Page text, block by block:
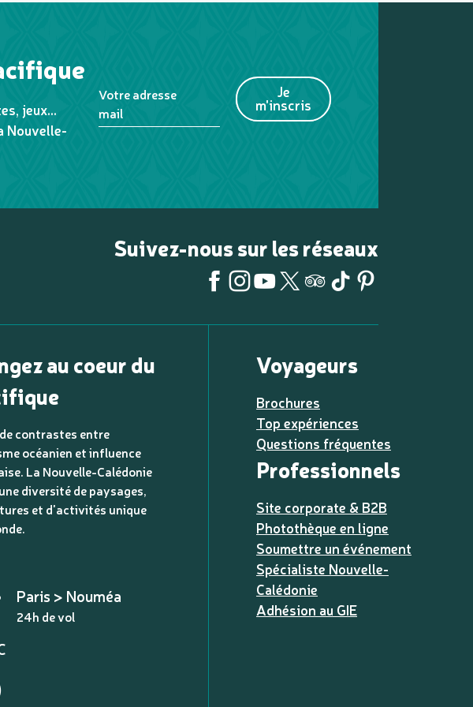
jeux...
Nouvelle-
Votre adresse
mail
Je
m'inscris
Suivez-nous sur les réseaux
au coeur du
contrastes entre
océanien et influence
La Nouvelle-Calédonie
diversité de paysages,
et d'activités unique
Paris > Nouméa
24h de vol
Voyageurs
Brochures
Top expériences
Questions fréquentes
Professionnels
Site corporate & B2B
Photothèque en ligne
Soumettre un événement
Spécialiste Nouvelle-
Calédonie
Adhésion au GIE